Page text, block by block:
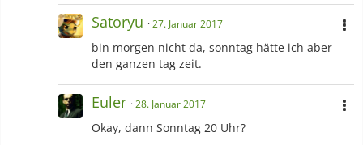
Satoryu 27. Januar 2017
bin morgen nicht da, sonntag hätte ich aber
den ganzen tag zeit.
Euler 28. Januar 2017
Okay, dann Sonntag 20 Uhr?